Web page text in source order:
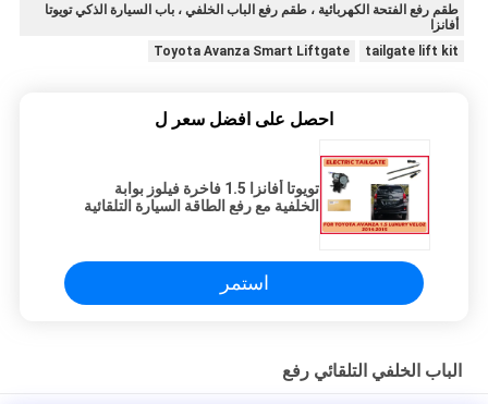
طقم رفع الفتحة الكهربائية ، طقم رفع الباب الخلفي ، باب السيارة الذكي تويوتا
أفانزا
tailgate lift kit
Toyota Avanza Smart Liftgate
احصل على افضل سعر ل
تويوتا أفانزا 1.5 فاخرة فيلوز بوابة
الخلفية مع رفع الطاقة السيارة التلقائية
استمر
الباب الخلفي التلقائي رفع